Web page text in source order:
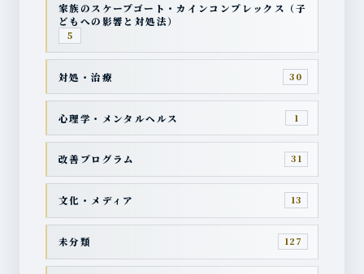
家族のスケープゴート・カインコンプレックス（子
どもへの影響と対処法）
5
対処・治療 30
心理学・メンタルヘルス 1
改善プログラム 31
文化・メディア 13
未分類 127